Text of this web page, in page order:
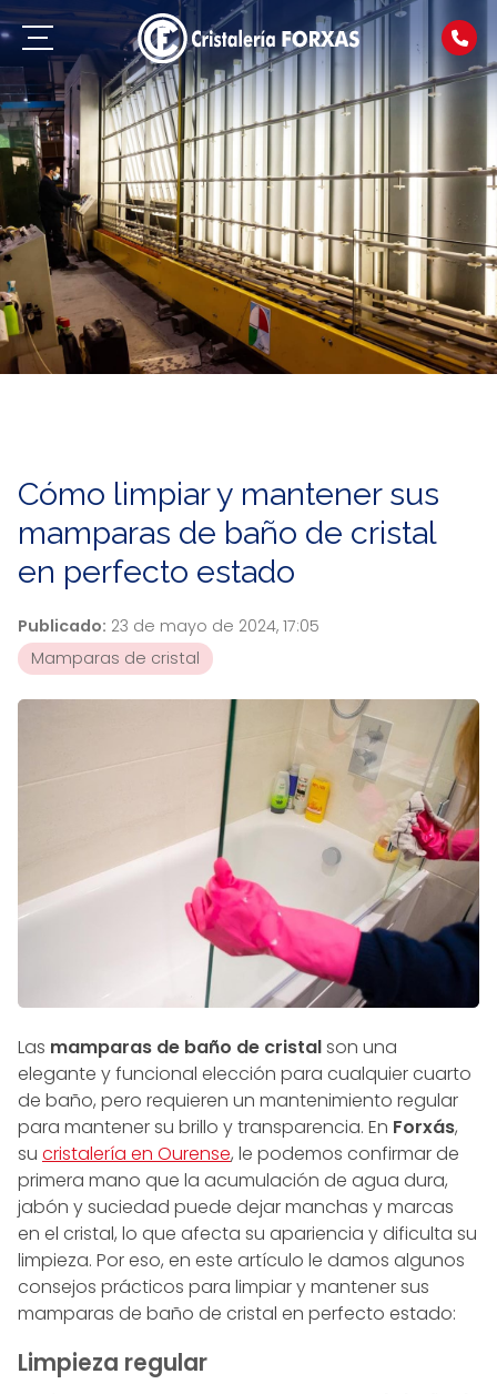
Cómo limpiar y mantener sus
mamparas de baño de cristal
en perfecto estado
Publicado: 23 de mayo de 2024, 17:05
Mamparas de cristal
Las mamparas de baño de cristalson una
elegante y funcional elección para cualquier cuarto
de baño, pero requieren un mantenimiento regular
para mantener su brillo y transparencia. En Forxás,
su cristalería en Ourense, le podemos confirmar de
primera mano que la acumulación de agua dura,
jabón y suciedad puede dejar manchas y marcas
en el cristal, lo que afecta su apariencia y dificulta su
limpieza. Por eso, en este artículo le damos algunos
consejos prácticos para limpiar y mantener sus
mamparas de baño de cristal en perfecto estado:
Limpieza regular